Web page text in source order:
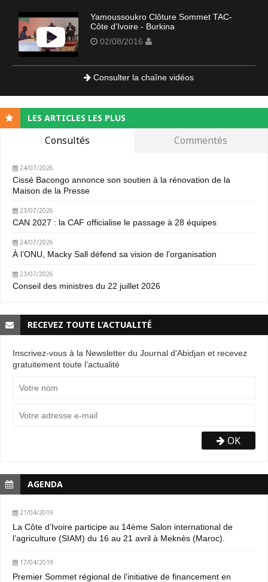
Yamoussoukro Clôture Sommet TAC-
Côte d'Ivoire - Burkina
02/08/2016
Consulter la chaîne vidéos
LES ARTICLES LES PLUS
Consultés Commentés
24/07/2026
Cissé Bacongo annonce son soutien à la rénovation de la
Maison de la Presse
23/07/2026
CAN 2027 : la CAF officialise le passage à 28 équipes
24/07/2026
À l’ONU, Macky Sall défend sa vision de l’organisation
23/07/2026
Conseil des ministres du 22 juillet 2026
RECEVEZ TOUTE L’ACTUALITÉ
Inscrivez-vous à la Newsletter du Journal d'Abidjan et recevez
gratuitement toute l’actualité
OK
AGENDA
21/04/2019
La Côte d’Ivoire participe au 14ème Salon international de
l’agriculture (SIAM) du 16 au 21 avril à Meknès (Maroc).
17/04/2019
Premier Sommet régional de l’initiative de financement en